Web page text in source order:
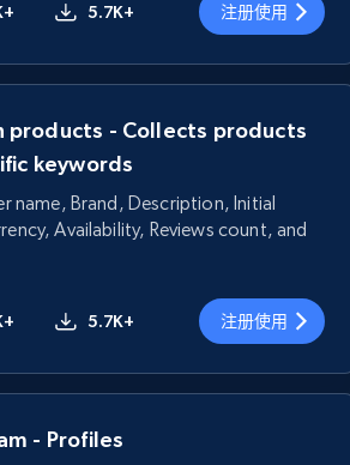
5.7K+ 注册使用
products - Collects products
keywords
name, Brand, Description, Initial
Availability, Reviews count, and
5.7K+ 注册使用
- Profiles